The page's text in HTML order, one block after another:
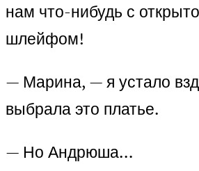
нам что-нибудь с
шлейфом!
— Марина, — я устало
выбрала это платье.
— Но Андрюша…